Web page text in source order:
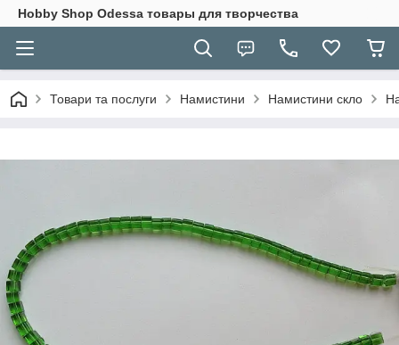
Hobbу Shop Odessa товары для творчества
Товари та послуги Намистини Намистини скло